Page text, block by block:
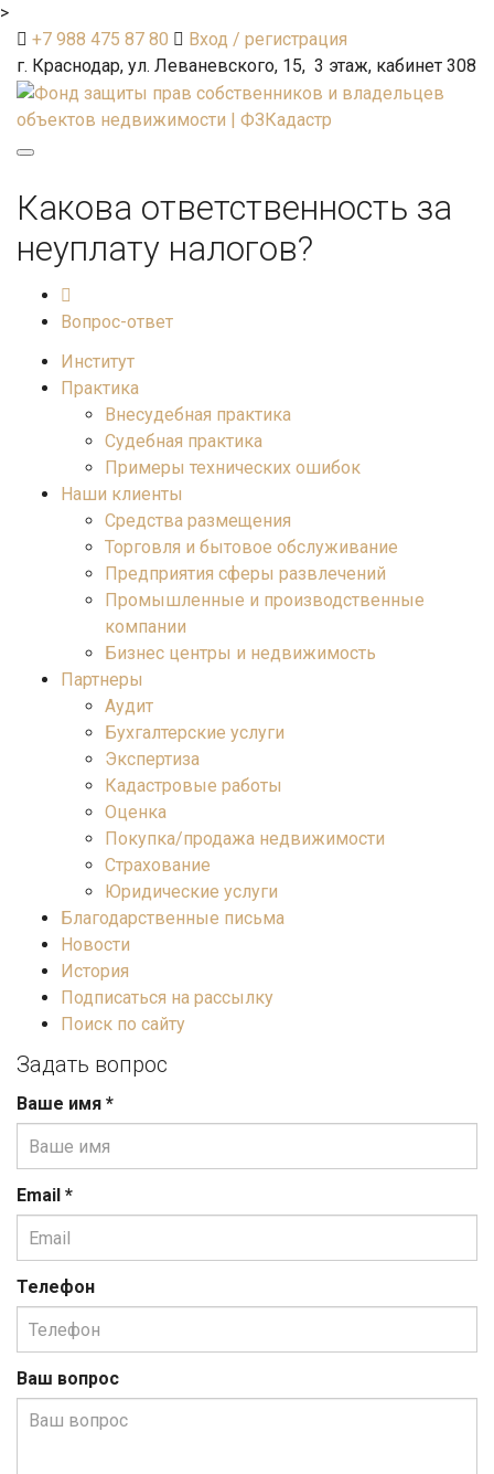
>
+7 988 475 87 80
Вход / регистрация
г. Краснодар, ул. Леваневского, 15, 3 этаж, кабинет 308
navigation
Какова ответственность за
неуплату налогов?
Вопрос-ответ
Институт
Практика
Внесудебная практика
Судебная практика
Примеры технических ошибок
Наши клиенты
Средства размещения
Торговля и бытовое обслуживание
Предприятия сферы развлечений
Промышленные и производственные
компании
Бизнес центры и недвижимость
Партнеры
Аудит
Бухгалтерские услуги
Экспертиза
Кадастровые работы
Оценка
Покупка/продажа недвижимости
Страхование
Юридические услуги
Благодарственные письма
Новости
История
Подписаться на рассылку
Поиск по сайту
Задать вопрос
Ваше имя *
Email *
Телефон
Ваш вопрос